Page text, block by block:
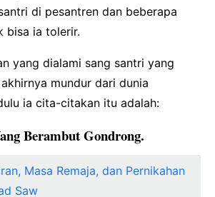
di pesantren dan beberapa
bisa ia tolerir.
yang dialami sang santri yang
mundur dari dunia
ia cita-citakan itu adalah:
Berambut Gondrong.
Masa Remaja, dan Pernikahan
Saw